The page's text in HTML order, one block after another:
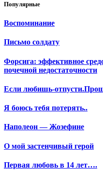
Популярные
Воспоминание
Письмо солдату
Форсига: эффективное
почечной недостаточности
Если любишь-
Я боюсь тебя потерять..
Наполеон — Жозефине
О мой застенчивый герой
Первая любовь в 14 лет….